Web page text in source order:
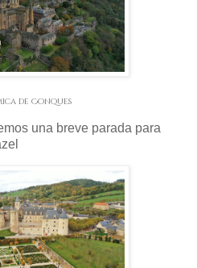
de Conques
una breve parada para